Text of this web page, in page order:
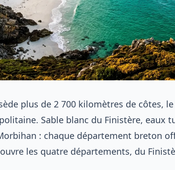
plus de 2 700 kilomètres de côtes,
Sable blanc du Finistère, eaux
: chaque département breton
les quatre départements, du